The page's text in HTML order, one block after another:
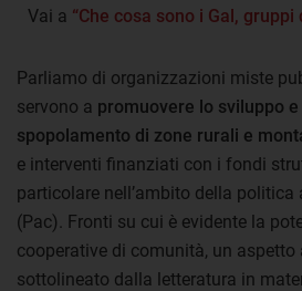
Vai a “Che cosa sono i Gal, gruppi
Parliamo di organizzazioni miste
servono a promuovere lo sviluppo
spopolamento di zone rurali e
e interventi finanziati con i fondi
particolare nell’ambito della
(Pac). Fronti su cui è evidente la
cooperative di comunità, un aspetto
sottolineato dalla letteratura in